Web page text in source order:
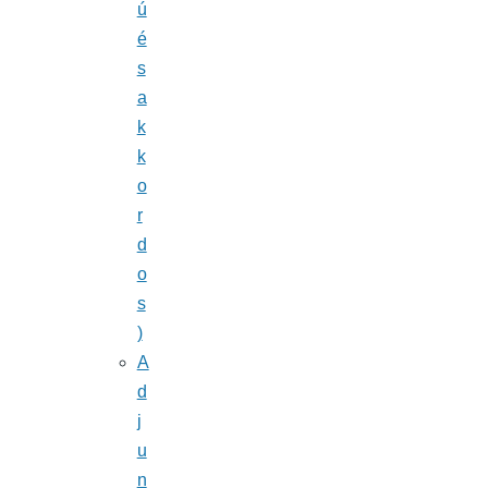
ú
é
s
a
k
k
o
r
d
o
s
)
A
d
j
u
n